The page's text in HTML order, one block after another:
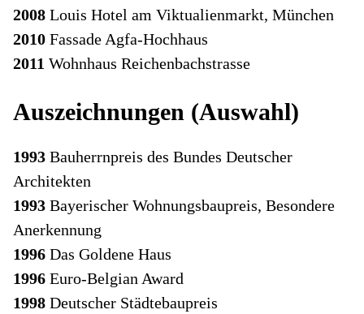
2008 Louis Hotel am Viktualienmarkt, München
2010 Fassade Agfa-Hochhaus
2011 Wohnhaus Reichenbachstrasse
Auszeichnungen (Auswahl)
1993 Bauherrnpreis des Bundes Deutscher
Architekten
1993 Bayerischer Wohnungsbaupreis, Besondere
Anerkennung
1996 Das Goldene Haus
1996 Euro-Belgian Award
1998 Deutscher Städtebaupreis